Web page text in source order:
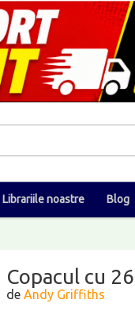
Librariile noastre Blog
Copacul cu
deAndy Griffiths